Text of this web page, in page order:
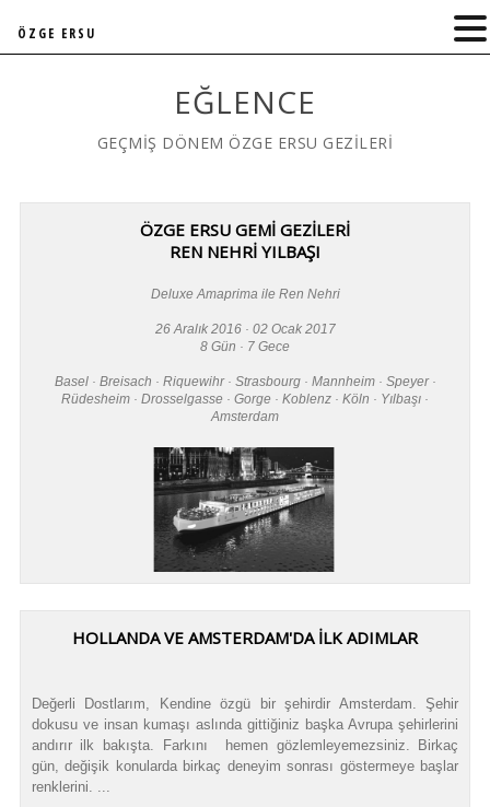
EĞLENCE
GEÇMİŞ DÖNEM ÖZGE ERSU GEZİLERİ
ÖZGE ERSU GEMİ GEZİLERİ
REN NEHRİ YILBAŞI
Deluxe Amaprima ile Ren Nehri
26 Aralık 2016 · 02 Ocak 2017
8 Gün · 7 Gece
Basel · Breisach · Riquewihr · Strasbourg · Mannheim · Speyer ·
Rüdesheim · Drosselgasse · Gorge · Koblenz · Köln · Yılbaşı ·
Amsterdam
HOLLANDA VE AMSTERDAM'DA İLK ADIMLAR
Değerli Dostlarım, Kendine özgü bir şehirdir Amsterdam. Şehir
dokusu ve insan kumaşı aslında gittiğiniz başka Avrupa şehirlerini
andırır ilk bakışta. Farkını hemen gözlemleyemezsiniz. Birkaç
gün, değişik konularda birkaç deneyim sonrası göstermeye başlar
renklerini. ...
ÖZGE ERSU